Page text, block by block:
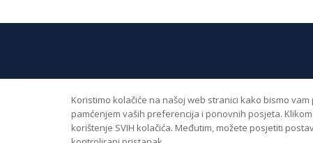
Brzi linkovi
Koristimo kolačiće na našoj web stranici kako bismo
pamćenjem vaših preferencija i ponovnih posjeta.
korištenje SVIH kolačića. Međutim, možete posjetiti